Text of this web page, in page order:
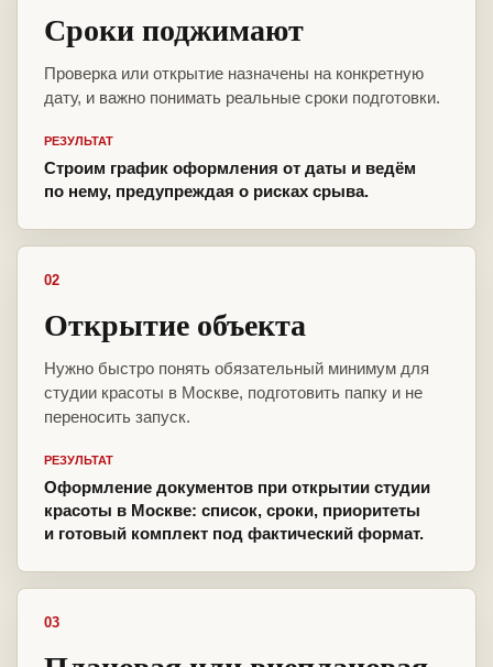
Сроки поджимают
Проверка или открытие назначены на конкретную
дату, и важно понимать реальные сроки подготовки.
РЕЗУЛЬТАТ
Строим график оформления от даты и ведём
по нему, предупреждая о рисках срыва.
02
Открытие объекта
Нужно быстро понять обязательный минимум для
студии красоты в Москве, подготовить папку и не
переносить запуск.
РЕЗУЛЬТАТ
Оформление документов при открытии студии
красоты в Москве: список, сроки, приоритеты
и готовый комплект под фактический формат.
03